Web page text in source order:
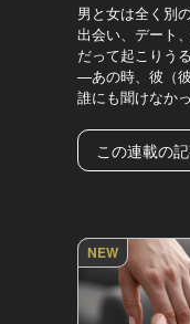
男と女は全く別
出会い、デート
だって起こりうる
—あの時、彼（
誰にも聞けなか
この連載の
NEW